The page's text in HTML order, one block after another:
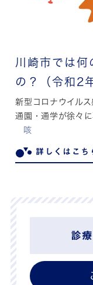
川崎市では何
の？（令和2
新型コロナウイル
通園・通学が徐々
咳
詳しくはこち
診